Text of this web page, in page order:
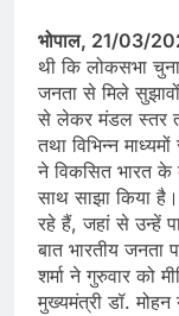
भोपाल, 21/03/
थी कि लोकसभा
जनता से मिले
से लेकर मंडल स्तर
तथा विभिन्न
ने विकसित भारत के
साथ साझा किया
रहे हैं, जहां से उन्हें
बात भारतीय जनता
शर्मा ने गुरुवार को
मुख्यमंत्री डॉ. मोहन